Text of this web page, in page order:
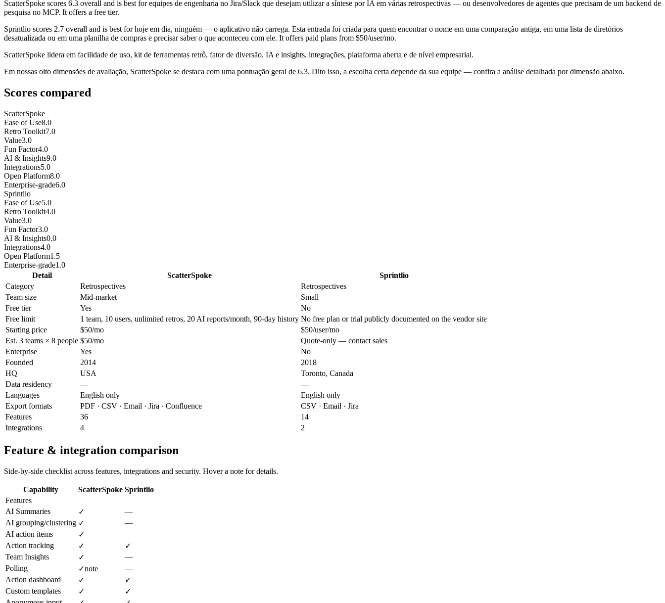
ScatterSpoke scores 6.3 overall and is best for equipes de engenharia no Jira/Slack que desejam utilizar a síntese por IA em várias retrospectivas — ou desenvolvedores de agentes que precisam de um backend de
pesquisa no MCP. It offers a free tier.
Sprintlio scores 2.7 overall and is best for hoje em dia, ninguém — o aplicativo não carrega. Esta entrada foi criada para quem encontrar o nome em uma comparação antiga, em uma lista de diretórios
desatualizada ou em uma planilha de compras e precisar saber o que aconteceu com ele. It offers paid plans from $50/user/mo.
ScatterSpoke lidera em facilidade de uso, kit de ferramentas retrô, fator de diversão, IA e insights, integrações, plataforma aberta e de nível empresarial.
Em nossas oito dimensões de avaliação, ScatterSpoke se destaca com uma pontuação geral de 6.3. Dito isso, a escolha certa depende da sua equipe — confira a análise detalhada por dimensão abaixo.
Scores compared
ScatterSpoke
Ease of Use8.0
Retro Toolkit7.0
Value3.0
Fun Factor4.0
AI & Insights9.0
Integrations5.0
Open Platform8.0
Enterprise-grade6.0
Sprintlio
Ease of Use5.0
Retro Toolkit4.0
Value3.0
Fun Factor3.0
AI & Insights0.0
Integrations4.0
Open Platform1.5
Enterprise-grade1.0
Detail
ScatterSpoke
Sprintlio
Category
Retrospectives
Retrospectives
Team size
Mid-market
Small
Free tier
Yes
No
Free limit
1 team, 10 users, unlimited retros, 20 AI reports/month, 90-day history No free plan or trial publicly documented on the vendor site
Starting price
$50/mo
$50/user/mo
Est. 3 teams × 8 people $50/mo
Quote-only — contact sales
Enterprise
Yes
No
Founded
2014
2018
HQ
USA
Toronto, Canada
Data residency
—
—
Languages
English only
English only
Export formats
PDF · CSV · Email · Jira · Confluence
CSV · Email · Jira
Features
36
14
Integrations
4 2
Feature & integration comparison
Side-by-side checklist across features, integrations and security. Hover a note for details.
Capability ScatterSpoke Sprintlio
Features
AI Summaries
✓
—
AI grouping/clustering ✓
—
AI action items
✓
—
Action tracking
✓
✓
Team Insights
✓
—
Polling
✓note
—
Action dashboard
✓
✓
Custom templates
✓
✓